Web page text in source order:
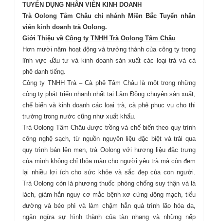
TUYỂN DỤNG NHÂN VIÊN KINH DOANH
Trà Oolong Tâm Châu chi nhánh Miền Bắc Tuyển nhân
viên kinh doanh trà Oolong.
Giới Thiệu về Công ty TNHH Trà Oolong Tâm Châu
Hơn mười năm hoạt động và trưởng thành của công ty trong
lĩnh vực đầu tư và kinh doanh sản xuất các loại trà và cà
phê danh tiếng.
Công ty TNHH Trà – Cà phê Tâm Châu là một trong những
công ty phát triển nhanh nhất tại Lâm Đồng chuyên sản xuất,
chế biến và kinh doanh các loại trà, cà phê phục vụ cho thị
trường trong nước cũng như xuất khẩu.
Trà Oolong Tâm Châu được trồng và chế biến theo quy trình
công nghệ sạch, từ nguồn nguyên liệu đặc biệt và trải qua
quy trình bán lên men, trà Oolong với hương liệu đặc trưng
của mình không chỉ thỏa mãn cho người yêu trà mà còn đem
lại nhiều lợi ích cho sức khỏe và sắc đẹp của con người.
Trà Oolong còn là phương thuốc phòng chống suy thận và lá
lách, giảm hẳn nguy cơ mắc bệnh xơ cứng động mạch, tiểu
đường và béo phì và làm chậm hẳn quá trình lão hóa da,
ngăn ngừa sự hình thành của tàn nhang và những nếp